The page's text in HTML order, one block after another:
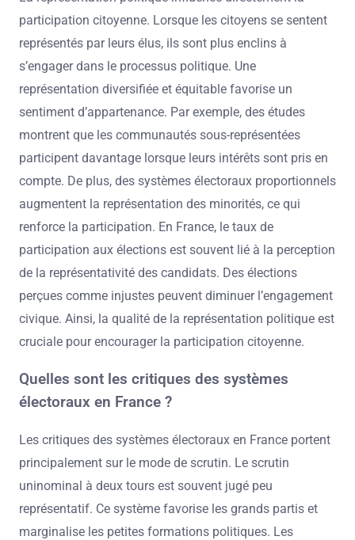
participation citoyenne. Lorsque les citoyens se sentent
représentés par leurs élus, ils sont plus enclins à
s’engager dans le processus politique. Une
représentation diversifiée et équitable favorise un
sentiment d’appartenance. Par exemple, des études
montrent que les communautés sous-représentées
participent davantage lorsque leurs intérêts sont pris en
compte. De plus, des systèmes électoraux proportionnels
augmentent la représentation des minorités, ce qui
renforce la participation. En France, le taux de
participation aux élections est souvent lié à la perception
de la représentativité des candidats. Des élections
perçues comme injustes peuvent diminuer l’engagement
civique. Ainsi, la qualité de la représentation politique est
cruciale pour encourager la participation citoyenne.
Quelles sont les critiques des systèmes
électoraux en France ?
Les critiques des systèmes électoraux en France portent
principalement sur le mode de scrutin. Le scrutin
uninominal à deux tours est souvent jugé peu
représentatif. Ce système favorise les grands partis et
marginalise les petites formations politiques. Les